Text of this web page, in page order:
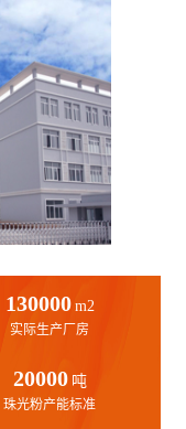
130000 m2
实际生产厂房
20000 吨
珠光粉产能标准